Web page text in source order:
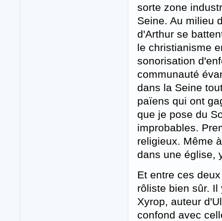
sorte zone
Seine. Au milieu
d'Arthur se
le christianisme
sonorisation
communauté
dans la Seine
païens qui ont
que je pose du
improbables.
religieux. Même
dans une église,
Et entre ces
rôliste bien sûr.
Xyrop, auteur
confond avec